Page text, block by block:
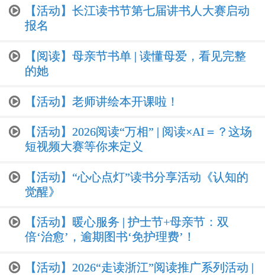
【活动】长江读书节第七届讲书人大赛启动
报名
【阅读】母亲节书单 | 读懂母爱，看见完整
的她
【活动】老师讲绘本开课啦！
【活动】2026阅读“万相” | 阅读×AI＝？这场
短视频大赛等你来定义
【活动】“心心点灯”读书分享活动《认知的
觉醒》
【活动】暖心服务 | 护士节+母亲节：双
倍‘治愈’，逾期图书‘免护理费’！
【活动】2026“走读浙江”阅读推广系列活动 |